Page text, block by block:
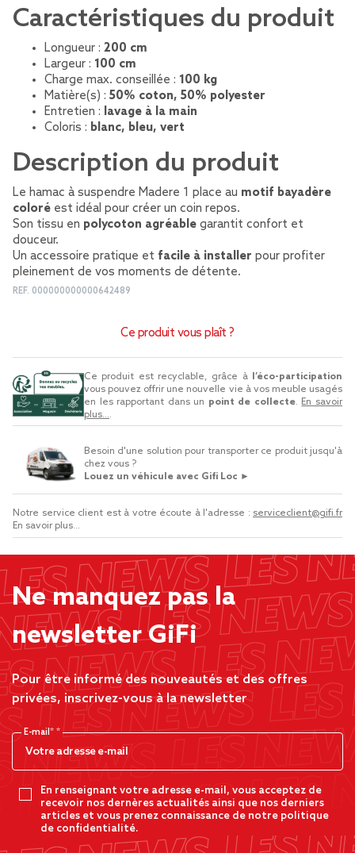
Caractéristiques du produit
Longueur : 200 cm
Largeur : 100 cm
Charge max. conseillée : 100 kg
Matière(s) : 50% coton, 50% polyester
Entretien : lavage à la main
Coloris : blanc, bleu, vert
Description du produit
Le hamac à suspendre Madere 1 place au motif bayadère
coloré est idéal pour créer un coin repos.
Son tissu en polycoton agréable garantit confort et
douceur.
Un accessoire pratique et facile à installer pour profiter
pleinement de vos moments de détente.
REF. 000000000000642489
Ce produit vous plaît ?
Ce produit est recyclable, grâce à
l’éco-participation
vous pouvez offrir une nouvelle vie à vos meuble usagés
en les rapportant dans un point de collecte. En savoir
plus....
Besoin d'une solution pour transporter ce produit jusqu'à
chez vous ?
Louez un véhicule avec Gifi Loc ►
Notre service client est à votre écoute à l'adresse : serviceclient@gifi.fr
En savoir plus...
Ne manquez pas la
newsletter GiFi
Pour être informé des nouveautés et des offres
privées, inscrivez-vous à la newsletter
E-mail*
En renseignant votre adresse e-mail, vous acceptez de
recevoir nos dernères actualités ainsi que nos derniers
articles et vous prenez connaissance de notre politique
de confidentialité.